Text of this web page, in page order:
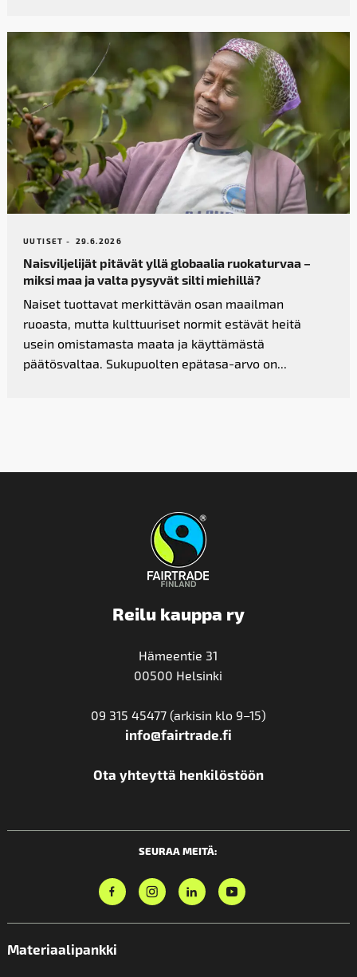
UUTISET - 29.6.2026
Naisviljelijät pitävät yllä globaalia ruokaturvaa –
miksi maa ja valta pysyvät silti miehillä?
Naiset tuottavat merkittävän osan maailman
ruoasta, mutta kulttuuriset normit estävät heitä
usein omistamasta maata ja käyttämästä
päätösvaltaa. Sukupuolten epätasa-arvo on...
Reilu kauppa ry
Hämeentie 31
00500 Helsinki
09 315 45477 (arkisin klo 9–15)
info@fairtrade.fi
Ota yhteyttä henkilöstöön
SEURAA MEITÄ:
Materiaalipankki